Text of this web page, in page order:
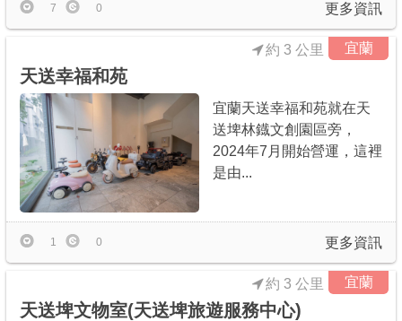
更多資訊
7 0
宜蘭
天送幸福和苑
約 3 公里
宜蘭天送幸福和苑就在天
送埤林鐡文創園區旁，
2024年7月開始營運，這裡
是由...
更多資訊
1 0
宜蘭
天送埤文物室(天送埤旅遊服務中心)
約 3 公里